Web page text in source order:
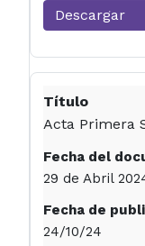
Descargar
Acta Primera
29 de Abril
24/10/24